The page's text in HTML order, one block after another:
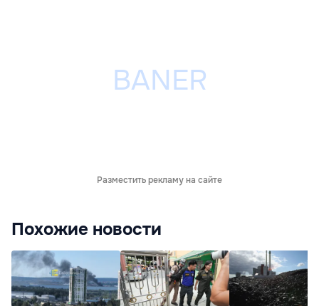
Разместить рекламу на сайте
Похожие новости